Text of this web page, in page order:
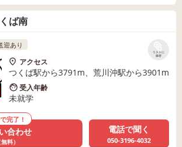
ば南
リストに
保存
迎あり
アクセス
つくば駅から3791m、荒川沖駅から3901m
受入年齢
未就学
完了！
合わせ
無料）
電話で聞く
050-3196-4032